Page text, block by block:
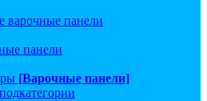
панели
панели
[Варочные панели]